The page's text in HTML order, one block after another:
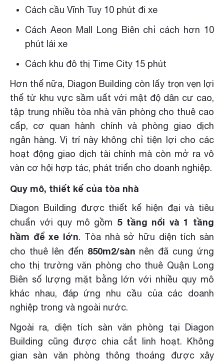
Cách cầu Vĩnh Tuy 10 phút đi xe
Cách Aeon Mall Long Biên chỉ cách hơn 10
phút lái xe
Cách khu đô thị Time City 15 phút
Hơn thế nữa, Diagon Building còn lấy trọn vẹn lợi
thế từ khu vực sầm uất với mật độ dân cư cao,
tập trung nhiều tòa nhà văn phòng cho thuê cao
cấp, cơ quan hành chính và phòng giao dịch
ngân hàng. Vị trí này không chỉ tiện lợi cho các
hoạt động giao dịch tài chính mà còn mở ra vô
vàn cơ hội hợp tác, phát triển cho doanh nghiệp.
Quy mô, thiết kế của tòa nhà
Diagon Building được thiết kế hiện đại và tiêu
chuẩn với quy mô gồm 5 tầng nổi và 1 tầng
hầm để xe lớn. Tòa nhà sở hữu diện tích sàn
cho thuê lên đến 850m2/sàn nên đã cung ứng
cho thị trường văn phòng cho thuê Quận Long
Biên số lượng mặt bằng lớn với nhiều quy mô
khác nhau, đáp ứng nhu cầu của các doanh
nghiệp trong và ngoài nước.
Ngoài ra, diện tích sàn văn phòng tại Diagon
Building cũng được chia cắt linh hoạt. Không
gian sàn văn phòng thông thoáng được xây